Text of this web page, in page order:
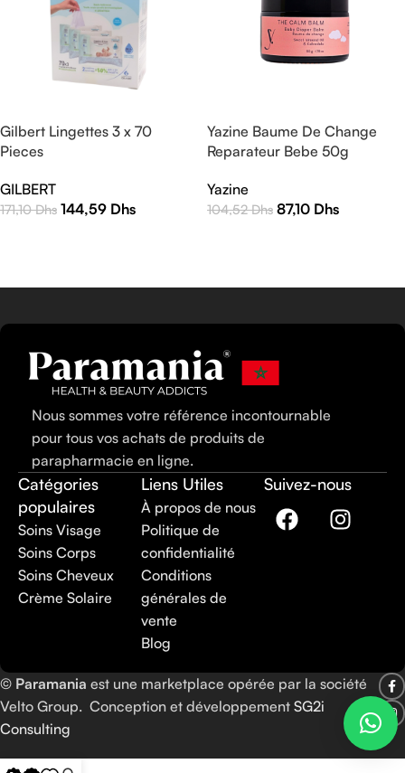
Gilbert Lingettes 3 x 70
Pieces
GILBERT
171,10Dhs 144,59 Dhs
Yazine Baume De Change
Reparateur Bebe 50g
Yazine
104,52Dhs 87,10 Dhs
Nous sommes votre référence incontournable
pour tous vos achats de produits de
parapharmacie en ligne.
Catégories
populaires
Soins Visage
Soins Corps
Soins Cheveux
Crème Solaire
Liens Utiles
À propos de nous
Politique de
confidentialité
Conditions
générales de
vente
Blog
Suivez-nous
© Paramania est une marketplace opérée par la société
Velto Group. Conception et développement SG2i
Consulting